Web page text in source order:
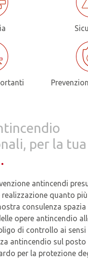
per la tua
.
antincendi
quanto
consulenza spazia
opere antincendio
di controllo ai sensi
antincendio sul
per la protezione